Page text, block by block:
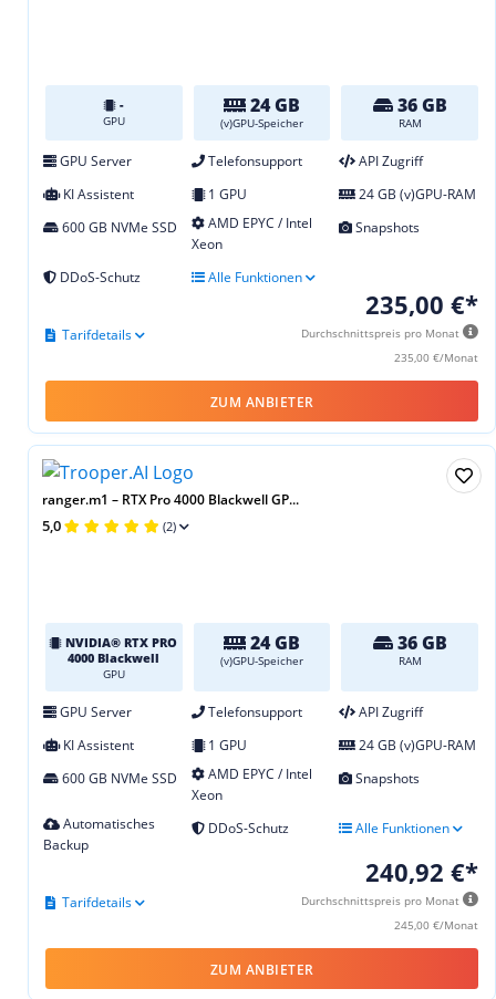
-
GPU
24 GB
(v)GPU-Speicher
36 GB
RAM
GPU Server Telefonsupport
API Zugriff
KI Assistent
1 GPU
24 GB (v)GPU-RAM
600 GB NVMe SSD
AMD EPYC / Intel
Xeon
Snapshots
DDoS-Schutz Alle Funktionen
235,00 €*
Durchschnittspreis pro Monat
235,00 €/Monat
Tarifdetails
ZUM ANBIETER
ranger.m1 – RTX Pro 4000 Blackwell GP...
5,0 (2)
NVIDIA® RTX PRO
4000 Blackwell
GPU
24 GB
(v)GPU-Speicher
36 GB
RAM
GPU Server Telefonsupport
API Zugriff
KI Assistent
1 GPU
24 GB (v)GPU-RAM
600 GB NVMe SSD
AMD EPYC / Intel
Xeon
Snapshots
Automatisches
Backup
DDoS-Schutz Alle Funktionen
240,92 €*
Durchschnittspreis pro Monat
245,00 €/Monat
Tarifdetails
ZUM ANBIETER